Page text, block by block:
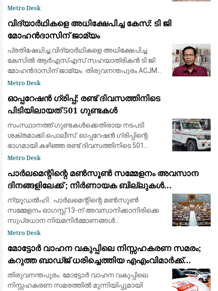
ഭൂചലനമാണ് ഉണ്ടായതെന്ന് യുണൈറ്റഡ് സ്‌റ്റേറ്റ്
Metro Desk
വിദ്യാർഥികളെ അധിക്ഷേപിച്ച കേസ്: ടി ജി
മോഹൻദാസിന് ജാമ്യം
പ്രതിഷേധിച്ച വിദ്യാർഥികളെ അധിക്ഷേപിച്ച
കേസിൽ ആർഎസ്എസ് സഹയാത്രികൻ ടി ജി
മോഹൻദാസിന് ജാമ്യം. തിരുവനന്തപുരം ACJM
കോടതി ജാമ്യം അനുവദിച്ചു.
സമരം ചെയ്ത വിദ്യാർത്ഥിനികൾ ഉൾപ
Metro Desk
ഓപ്പറേഷൻ ഗ്രിപ്പ്; രണ്ട് ദിവസത്തിനിടെ
പിടിയിലായത് 501 ഗുണ്ടകൾ
സംസ്ഥാനത്ത് ഗുണ്ടകൾക്കെതിരായ നടപടി
ശക്തമാക്കി പൊലീസ്. ഓപ്പറേഷൻ ഗ്രിപ്പിന്റെ
ഭാഗമായി കഴിഞ്ഞ രണ്ട് ദിവസത്തിനിടെ 501
ഗുണ്ടകളെയാണ് പിടികൂടിയത്. ഗുണ്ടകളെയും
സ്രോതസ്സുകളെയും പൊലീസ് ന
Metro Desk
പാർലമെന്റിന്റെ മൺസൂൺ സമ്മേളനം അവസാന
ദിനങ്ങളിലേക്ക് ; നിർണായക ബില്ലുകൾ
പാസാക്കാൻ കേന്ദ്ര സർക്കർ നിക്കം
ന്യൂഡൽഹി : പാർലമെന്റിന്റെ മൺസൂൺ
സമ്മേളനം ഓഗസ്റ്റ് 13-ന് അവസാനിക്കാനിരിക്കെ
സുപ്രധാന നിയമനിർമ്മാണങ്ങൾ
നടപ്പിലാക്കുന്നതിനെച്ചൊല്ലി ഭരണ-പ്രതിപക്ഷ
രാഷ്ട്രീയ വിഷയങ
Metro Desk
മോട്ടോർ വാഹന വകുപ്പിലെ നിസ്സഹകരണ സമരം;
കറുത്ത ബാഡ്ജ് ധരിച്ചെത്തിയ എഎംവിമാർക്ക്
മെമ്മോ അയച്ച് ഗതാഗത കമ്മീഷണർ
തിരുവനന്തപുരം: മോട്ടോർ വാഹന വകുപ്പിലെ
നിസ്സഹകരണ സമരത്തിൽ മുന്നിയിപ്പുമായി